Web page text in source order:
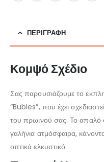
ΠΕΡΙΓΡΑΦΉ
Κομψό Σχέδιο
Σας παρουσιάζουμε το
“Bubles”, που έχει
του πρωινού σας. Το απαλό
γαλήνια ατμόσφαιρα,
οπτικά ελκυστικό.